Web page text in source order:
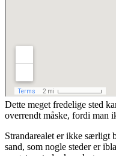
Dette meget fredelige sted
overrendt måske, fordi man
Strandarealet er ikke særligt
sand, som nogle steder er